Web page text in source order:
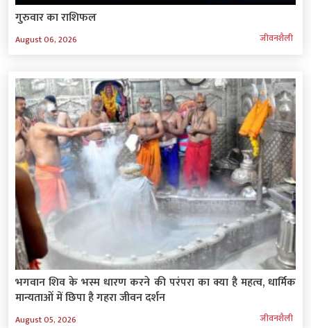
गुरुवार का राशिफल
August 06, 2026 जीवनशैली
भगवान शिव के भस्म धारण करने की परंपरा का क्या है महत्व, धार्मिक
मान्यताओं में छिपा है गहरा जीवन दर्शन
August 05, 2026 जीवनशैली